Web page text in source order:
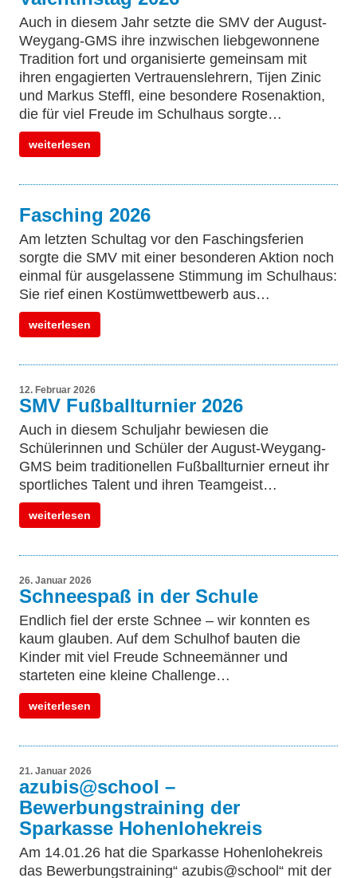
Auch in diesem Jahr setzte die SMV der August-
Weygang-GMS ihre inzwischen liebgewonnene
Tradition fort und organisierte gemeinsam mit
ihren engagierten Vertrauenslehrern, Tijen Zinic
und Markus Steffl, eine besondere Rosenaktion,
die für viel Freude im Schulhaus sorgte…
weiterlesen
Fasching 2026
Am letzten Schultag vor den Faschingsferien
sorgte die SMV mit einer besonderen Aktion noch
einmal für ausgelassene Stimmung im Schulhaus:
Sie rief einen Kostümwettbewerb aus…
weiterlesen
12. Februar 2026
SMV Fußballturnier 2026
Auch in diesem Schuljahr bewiesen die
Schülerinnen und Schüler der August-Weygang-
GMS beim traditionellen Fußballturnier erneut ihr
sportliches Talent und ihren Teamgeist…
weiterlesen
26. Januar 2026
Schneespaß in der Schule
Endlich fiel der erste Schnee – wir konnten es
kaum glauben. Auf dem Schulhof bauten die
Kinder mit viel Freude Schneemänner und
starteten eine kleine Challenge…
weiterlesen
21. Januar 2026
azubis@school –
Bewerbungstraining der
Sparkasse Hohenlohekreis
Am 14.01.26 hat die Sparkasse Hohenlohekreis
das Bewerbungstraining“ azubis@school“ mit der